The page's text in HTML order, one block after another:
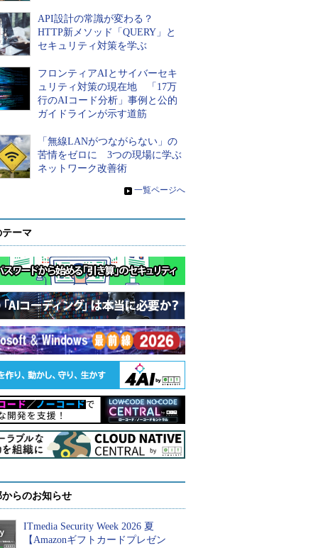
API設計の常識が変わる？
HTTP新メソッド「QUERY」と
セキュリティ対策を学ぶ
フロンティアAIとサイバーセキ
ュリティ対策の現在地 「17万
行のAIコード分析」事例と公的
ガイドラインが示す道筋
「無線LANがつながらない」の
苦情をゼロに 3つの現場に学ぶ
ネットワーク改善術
» 一覧ページへ
ーマ
らのお知らせ
ITmedia Security Week 2026 夏
【Amazonギフトカードプレゼン